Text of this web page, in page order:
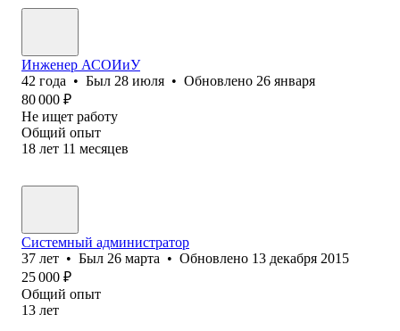
Инженер АСОИиУ
42 года • Был 28 июля • Обновлено 26 января
80 000 ₽
Не ищет работу
Общий опыт
18 лет 11 месяцев
Системный администратор
37 лет • Был 26 марта • Обновлено 13 декабря 2015
25 000 ₽
Общий опыт
13 лет